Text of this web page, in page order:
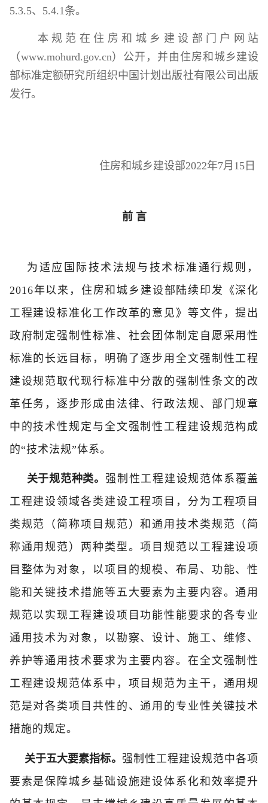
5.3.5、5.4.1条。
本规范在住房和城乡建设部门户网站
（www.mohurd.gov.cn）公开，并由住房和城乡建设
部标准定额研究所组织中国计划出版社有限公司出版
发行。
住房和城乡建设部2022年7月15日
前 言
为适应国际技术法规与技术标准通行规则，
2016年以来，住房和城乡建设部陆续印发《深化
工程建设标准化工作改革的意见》等文件，提出
政府制定强制性标准、社会团体制定自愿采用性
标准的长远目标，明确了逐步用全文强制性工程
建设规范取代现行标准中分散的强制性条文的改
革任务，逐步形成由法律、行政法规、部门规章
中的技术性规定与全文强制性工程建设规范构成
的“技术法规”体系。
关于规范种类。 强制性工程建设规范体系覆盖
工程建设领域各类建设工程项目，分为工程项目
类规范（简称项目规范）和通用技术类规范（简
称通用规范）两种类型。项目规范以工程建设项
目整体为对象，以项目的规模、布局、功能、性
能和关键技术措施等五大要素为主要内容。通用
规范以实现工程建设项目功能性能要求的各专业
通用技术为对象，以勘察、设计、施工、维修、
养护等通用技术要求为主要内容。在全文强制性
工程建设规范体系中，项目规范为主干，通用规
范是对各类项目共性的、通用的专业性关键技术
措施的规定。
关于五大要素指标。 强制性工程建设规范中各项
要素是保障城乡基础设施建设体系化和效率提升